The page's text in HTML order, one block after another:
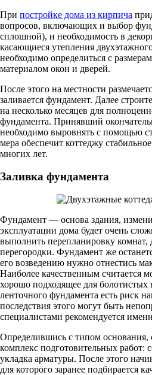
При постройке дома из кирпича
вопросов, включающих и выбор
сплошной), и необходимость в
касающиеся утепления
необходимо определиться с
материалом окон и дверей.
После этого на местности
заливается фундамент. Далее
на несколько месяцев для
фундамента. Принявший
необходимо выровнять с помощью
мера обеспечит коттеджу
многих лет.
Заливка фундамента
Фундамент — основа здания,
эксплуатации дома будет очень
выполнить перепланировку комнат,
перегородки. Фундамент же
его возведению нужно отнестись
Наиболее качественным считается
хорошо подходящее для
ленточного фундамента есть риск
последствия этого могут быть
специалистами рекомендуется
Определившись с типом основания,
комплекс подготовительных работ:
укладка арматуры. После этого
для которого заранее подбирается